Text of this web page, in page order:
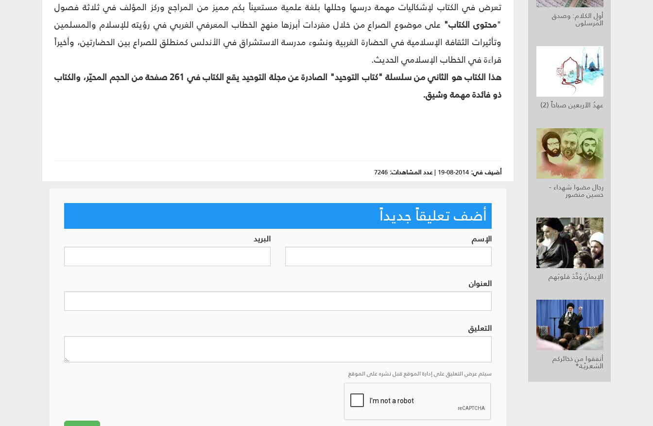
أول الكلام: وصدق
المُرسلون
عهدُ الأربعين صباحاً (2)
رجال مضوا شهداء -
حسين منصور
الإيمانُ وَحَّدَ قلوبَهم
أنفقوا من ذخائركم
الشعـريّـة*
تعرض في الكتاب لإشكاليات مهمة درسها وحللها بلغة علمية مستعيناً بكم مميز من المراجع وركز المؤلف في ثلاثة فصول
"محتوى الكتاب" على موضوع الصراع من خلال مفردات أبرزها منهج الخطاب المعرفي الغربي في رؤيته للإسلام والمسلمين
وتأثيرات الثقافة الإسلامية في الحضارة الغربية ونشوء مدرسة الاستشراق في الأندلس كمنطلق للصراع بين الحضارتين، وأخيراً
قراءة في الخطاب الإسلامي الحديث.
هذا الكتاب هو الثاني من سلسلة "كتاب التوحيد" الصادرة عن مجلة التوحيد يقع الكتاب في 261 صفحة من الحجم المحيّر، والكتاب
ذو فائدة مهمة وشيق.
أضيف في: 2014-08-19
|عدد المشاهدات: 7246
أضف تعليقاً جديداً
الإسم البريد
العنوان
التعليق
سيتم عرض التعليق على إدارة الموقع قبل نشره على الموقع